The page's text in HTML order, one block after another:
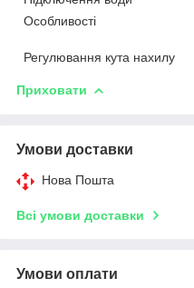
Особливості
Регулювання кута нахилу
Приховати
Умови доставки
Нова Пошта
Всі умови доставки
Умови оплати